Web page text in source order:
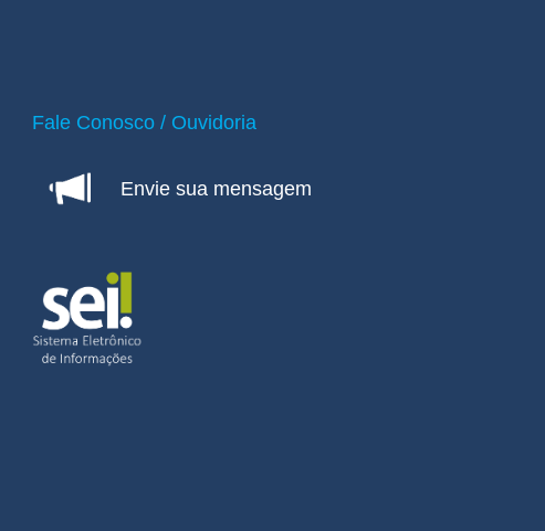
Fale Conosco / Ouvidoria
Envie sua mensagem